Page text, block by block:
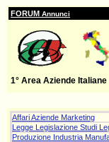
FORUM Annunci
1° Area Aziende Italiane
Affari Aziende Marketing
Legge Legislazione Studi
Produzione Industria